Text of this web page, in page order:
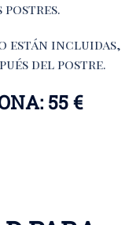
postres.
están incluidas,
del postre.
55 €